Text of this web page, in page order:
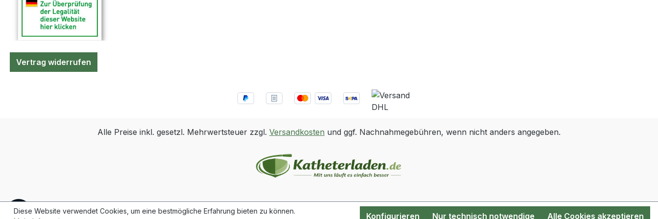
Urinableitung Volumen:
2.000 ml
Schlauchlänge: 120 cm
Belüftete Tropfkammer
Rücklaufsperre bietet
Schutz vor
Haltebügel und
zusätzliche Kordel
Rücklaufventil
und schützt so vor
„Doghouse“
positionieren. Zusätzlich
Vertrag widerrufen
Alle Preise inkl. gesetzl. Mehrwertsteuer zzgl. Versandkosten und ggf. Nachnahmegebühren, wenn nicht anders angegeben.
Werkzeugleiste anzeigen
Diese Website verwendet Cookies, um eine bestmögliche Erfahrung bieten zu können.
Nur technisch notwendige
Konfigurieren Alle Cookies akzeptieren